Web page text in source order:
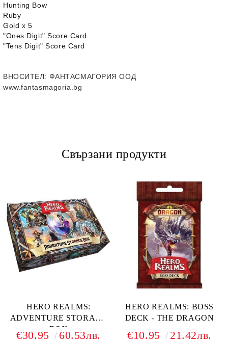
Hunting Bow
Ruby
Gold x 5
"Ones Digit" Score Card
"Tens Digit" Score Card
ВНОСИТЕЛ: ФАНТАСМАГОРИЯ ООД
www.fantasmagoria.bg
Свързани продукти
HERO REALMS:
ADVENTURE STORAGE
BOX
€30.95 60.53лв.
HERO REALMS: BOSS
DECK - THE DRAGON
€10.95 21.42лв.